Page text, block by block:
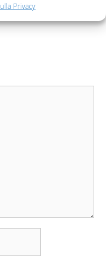
Privacy
previene il